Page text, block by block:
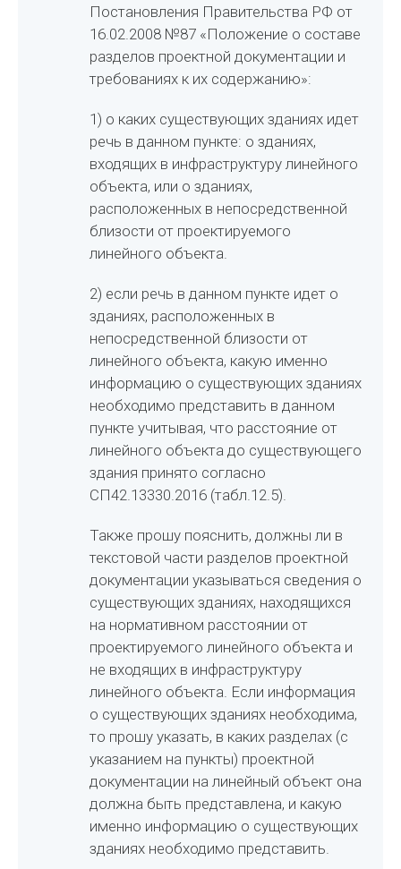
Постановления Правительства РФ от
16.02.2008 №87 «Положение о составе
разделов проектной документации и
требованиях к их содержанию»:
1) о каких существующих зданиях идет
речь в данном пункте: о зданиях,
входящих в инфраструктуру линейного
объекта, или о зданиях,
расположенных в непосредственной
близости от проектируемого
линейного объекта.
2) если речь в данном пункте идет о
зданиях, расположенных в
непосредственной близости от
линейного объекта, какую именно
информацию о существующих зданиях
необходимо представить в данном
пункте учитывая, что расстояние от
линейного объекта до существующего
здания принято согласно
СП42.13330.2016 (табл.12.5).
Также прошу пояснить, должны ли в
текстовой части разделов проектной
документации указываться сведения о
существующих зданиях, находящихся
на нормативном расстоянии от
проектируемого линейного объекта и
не входящих в инфраструктуру
линейного объекта. Если информация
о существующих зданиях необходима,
то прошу указать, в каких разделах (с
указанием на пункты) проектной
документации на линейный объект она
должна быть представлена, и какую
именно информацию о существующих
зданиях необходимо представить.